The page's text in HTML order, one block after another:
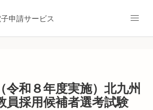
申請サービス
令和８年度実施）北九州
員採用候補者選考試験